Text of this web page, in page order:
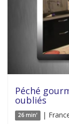
Péché
oubliés
26 min' |